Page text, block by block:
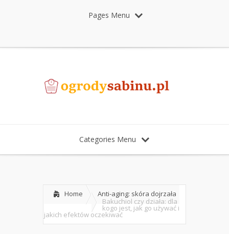
Pages Menu
Categories Menu
Home
Anti-aging: skóra dojrzała
Bakuchiol czy działa: dla
kogo jest, jak go używać i
jakich efektów oczekiwać